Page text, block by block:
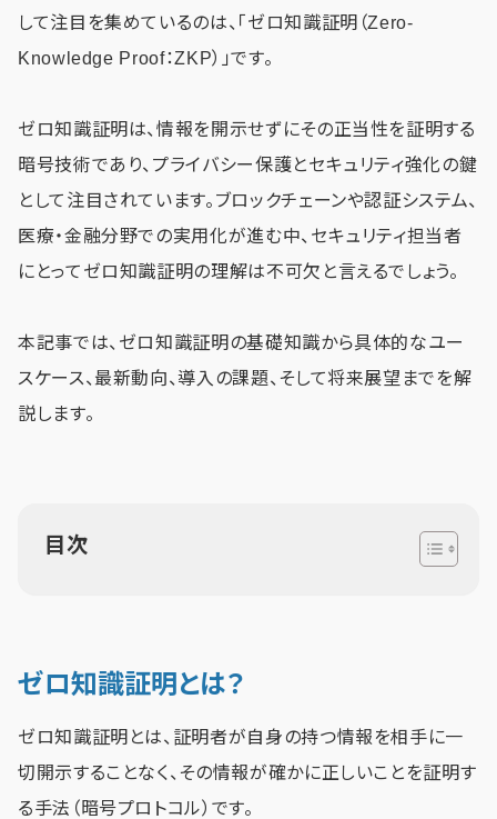
して注目を集めているのは、「ゼロ知識証明（Zero-
Knowledge Proof：ZKP）」です。
ゼロ知識証明は、情報を開示せずにその正当性を証明する
暗号技術であり、プライバシー保護とセキュリティ強化の鍵
として注目されています。ブロックチェーンや認証システム、
医療・金融分野での実用化が進む中、セキュリティ担当者
にとってゼロ知識証明の理解は不可欠と言えるでしょう。
本記事では、ゼロ知識証明の基礎知識から具体的なユー
スケース、最新動向、導入の課題、そして将来展望までを解
説します。
目次
ゼロ知識証明とは？
ゼロ知識証明とは、証明者が自身の持つ情報を相手に一
切開示することなく、その情報が確かに正しいことを証明す
る手法（暗号プロトコル）です。